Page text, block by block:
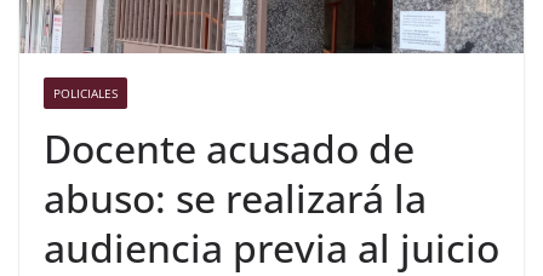
POLICIALES
Docente acusado de
abuso: se realizará la
audiencia previa al juicio